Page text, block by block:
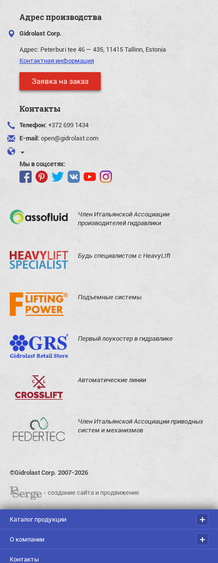
Адрес производства
Gidrolast Corp.
Адрес: Peterburi tee 46 — 435, 11415 Tallinn, Estonia
Контактная информация
Заявка на заказ
Контакты
Телефон: +372 699 1434
E-mail: open@gidrolast.com
Мы в соцсетях:
Член Итальянской Ассоциации
производителей гидравлики
Будь специалистом с HeavyLIft
Подъемные системы
Первый лоукостер в гидравлике
Автоматические линии
Член Итальянской Ассоциации приводных
систем и механизмов
©Gidrolast Corp. 2007-2026
- создание сайта и продвижение
Каталог продукции
О компании
Контакты